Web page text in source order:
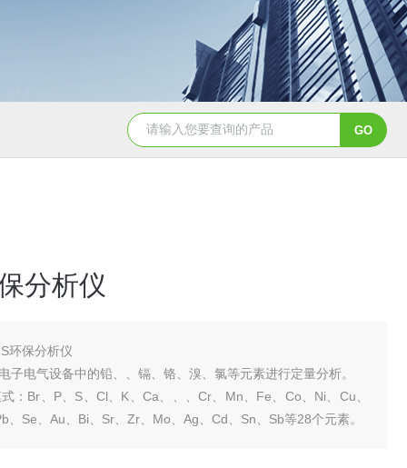
天创美EDX1800电镀镀层厚度检测仪
分析仪
环保分析仪
子电气设备中的铅、、镉、铬、溴、氯等元素进行定量分析。
：Br、P、S、Cl、K、Ca、、、Cr、Mn、Fe、Co、Ni、Cu、
、Se、Au、Bi、Sr、Zr、Mo、Ag、Cd、Sn、Sb等28个元素。